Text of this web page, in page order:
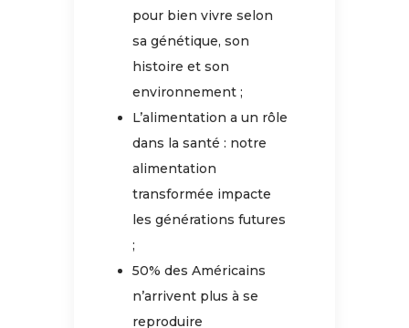
pour bien vivre selon
sa génétique, son
histoire et son
environnement ;
L’alimentation a un rôle
dans la santé : notre
alimentation
transformée impacte
les générations futures
;
50% des Américains
n’arrivent plus à se
reproduire